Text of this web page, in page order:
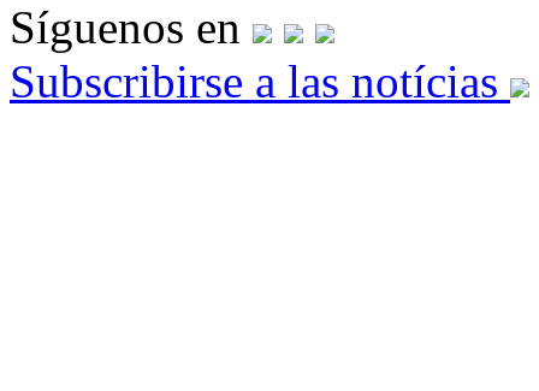
Síguenos en
Subscribirse a las notícias